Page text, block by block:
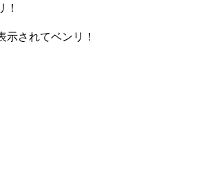
！
されてベンリ！